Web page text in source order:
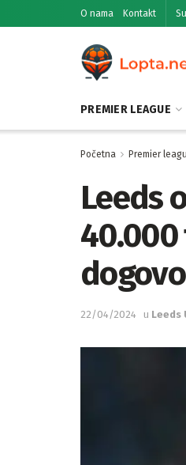
O nama Kontakt
PREMIER LEAGUE
Početna Premier
Leeds
22/04/2024 u Leeds